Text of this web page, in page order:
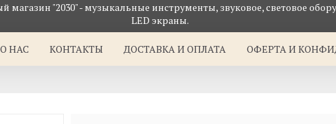
магазин "2030" - музыкальные инструменты, звуковое, световое
LED экраны.
О НАС КОНТАКТЫ ДОСТАВКА И ОПЛАТА ОФЕРТА И